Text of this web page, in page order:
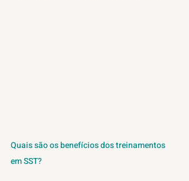
Quais são os benefícios dos treinamentos
em SST?